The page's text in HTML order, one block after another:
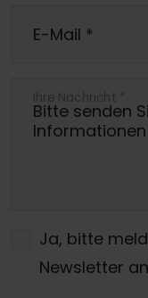
E-Mail *
Ihre Nachricht *
Ja, bitte
Newsletter